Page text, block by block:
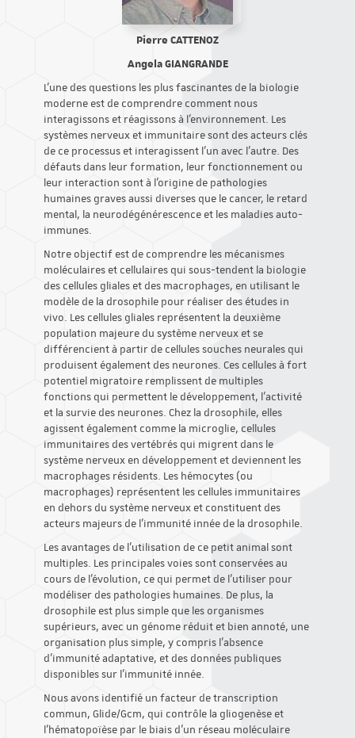
Pierre CATTENOZ
Angela GIANGRANDE
L'une des questions les plus fascinantes de la biologie
moderne est de comprendre comment nous
interagissons et réagissons à l'environnement. Les
systèmes nerveux et immunitaire sont des acteurs clés
de ce processus et interagissent l'un avec l'autre. Des
défauts dans leur formation, leur fonctionnement ou
leur interaction sont à l'origine de pathologies
humaines graves aussi diverses que le cancer, le retard
mental, la neurodégénérescence et les maladies auto-
immunes.
Notre objectif est de comprendre les mécanismes
moléculaires et cellulaires qui sous-tendent la biologie
des cellules gliales et des macrophages, en utilisant le
modèle de la drosophile pour réaliser des études in
vivo. Les cellules gliales représentent la deuxième
population majeure du système nerveux et se
différencient à partir de cellules souches neurales qui
produisent également des neurones. Ces cellules à fort
potentiel migratoire remplissent de multiples
fonctions qui permettent le développement, l'activité
et la survie des neurones. Chez la drosophile, elles
agissent également comme la microglie, cellules
immunitaires des vertébrés qui migrent dans le
système nerveux en développement et deviennent les
macrophages résidents. Les hémocytes (ou
macrophages) représentent les cellules immunitaires
en dehors du système nerveux et constituent des
acteurs majeurs de l'immunité innée de la drosophile.
Les avantages de l'utilisation de ce petit animal sont
multiples. Les principales voies sont conservées au
cours de l'évolution, ce qui permet de l'utiliser pour
modéliser des pathologies humaines. De plus, la
drosophile est plus simple que les organismes
supérieurs, avec un génome réduit et bien annoté, une
organisation plus simple, y compris l'absence
d'immunité adaptative, et des données publiques
disponibles sur l'immunité innée.
Nous avons identifié un facteur de transcription
commun, Glide/Gcm, qui contrôle la gliogenèse et
l'hématopoïèse par le biais d'un réseau moléculaire